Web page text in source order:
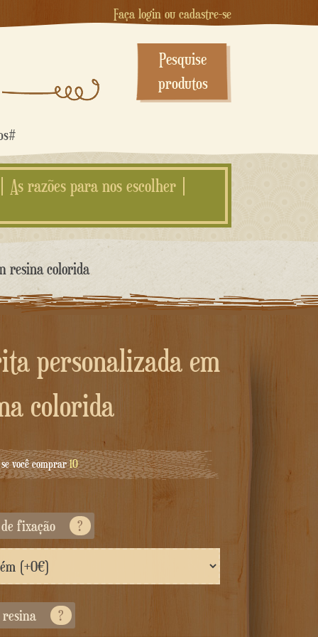
Faça login ou cadastre-se
Pesquise
produtos
As razões para nos escolher
resina colorida
colorida
você comprar10
de fixação ?
resina ?